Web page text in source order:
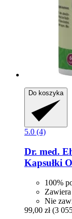
Do koszyka
5.0 (4)
Dr. med.
Kapsułki
100%
Nie
99,00 zł (3